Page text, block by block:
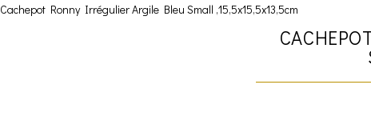
Cachepot Ronny Irrégulier Argile Bleu Small ,15,5x15,5x13,5cm